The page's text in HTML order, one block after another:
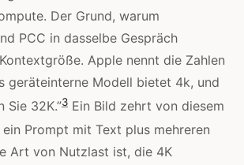
Der Grund, warum
PCC in dasselbe Gespräch
Apple nennt die Zahlen
geräteinterne Modell bietet 4k, und
Sie 32K.”3 Ein Bild zehrt von diesem
ein Prompt mit Text plus mehreren
Art von Nutzlast ist, die 4K